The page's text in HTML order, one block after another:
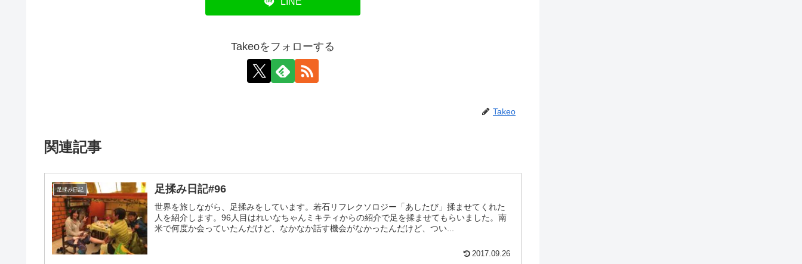
Takeoをフォローする
Takeo
関連記事
足揉み日記 足揉み日記#96
世界を旅しながら、足揉みをしています。若石リフレクソロジー「あしたび」揉ませてくれた
人を紹介します。96人目はれいなちゃんミキティからの紹介で足を揉ませてもらいました。南
米で何度か会っていたんだけど、なかなか話す機会がなかったんだけど、つい...
2017.09.26